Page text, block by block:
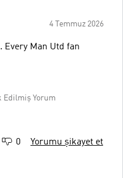
4 Temmuz 2026
Edilmiş Yorum
0 Yorumu şikayet et